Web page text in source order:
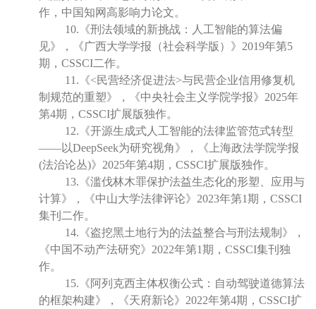
作，中国知网高影响力论文。
10.《刑法领域的新挑战：人工智能的算法偏
见》，《广西大学学报（社会科学版）》2019年第5
期，CSSCI二作。
11.《<民营经济促进法>与民营企业信用修复机
制规范的重塑》，《中央社会主义学院学报》2025年
第4期，CSSCI扩展版独作。
12.《开源生成式人工智能的法律监管范式转型
——以DeepSeek为研究视角》，《上海政法学院学报
(法治论丛)》2025年第4期，CSSCI扩展版独作。
13.《滥伐林木罪保护法益生态化的形塑、应用与
计算》，《中山大学法律评论》2023年第1期，CSSCI
集刊二作。
14.《盗挖黑土地行为的法益整合与刑法规制》，
《中国不动产法研究》2022年第1期，CSSCI集刊独
作。
15.《阿列克西主体权衡公式：自动驾驶道德算法
的框架构建》，《天府新论》2022年第4期，CSSCI扩